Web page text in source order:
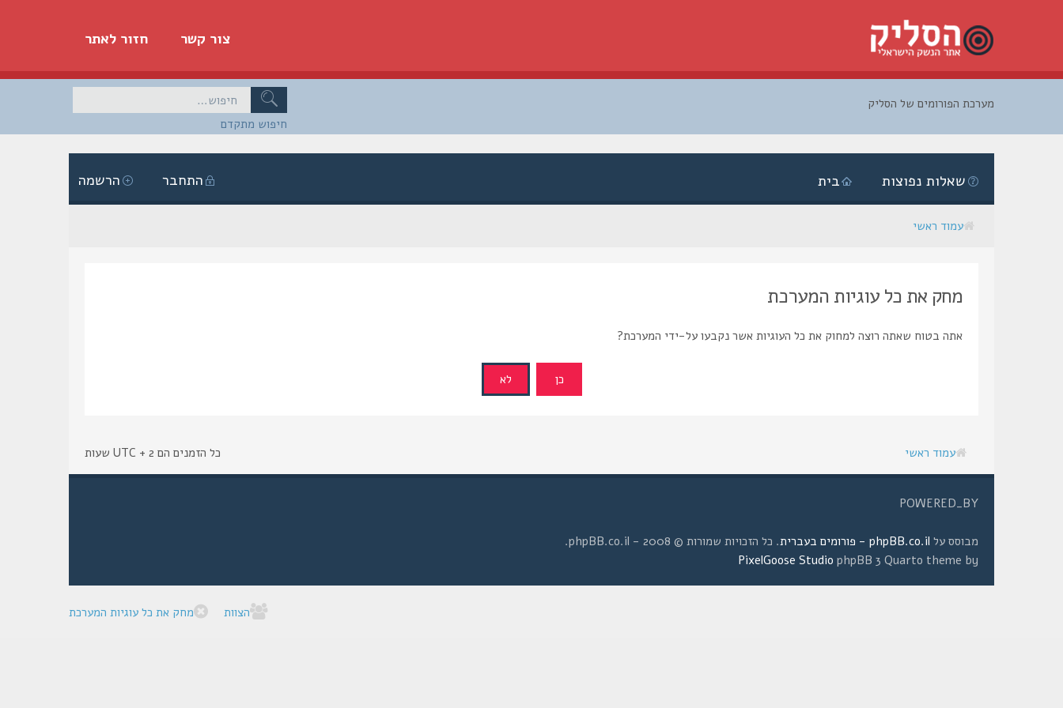
חזור לאתר צור קשר
חיפוש מתקדם
מערכת הפורומים של הסליק
הרשמה התחבר בית שאלות נפוצות
עמוד ראשי
מחק את כל עוגיות המערכת
אתה בטוח שאתה רוצה למחוק את כל העוגיות אשר נקבעו על-ידי המערכת?
עמוד ראשי כל הזמנים הם UTC + 2 שעות
POWERED_BY
מבוסס על phpBB.co.il - פורומים בעברית
. כל הזכויות שמורות © 2008 - phpBB.co.il.
phpBB 3 Quarto theme by
PixelGoose Studio
הצוות מחק את כל עוגיות המערכת